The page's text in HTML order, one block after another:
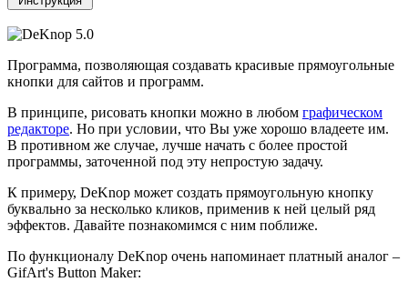
Программа, позволяющая создавать красивые прямоугольные
кнопки для сайтов и программ.
В принципе, рисовать кнопки можно в любом графическом
редакторе. Но при условии, что Вы уже хорошо владеете им.
В противном же случае, лучше начать с более простой
программы, заточенной под эту непростую задачу.
К примеру, DeKnop может создать прямоугольную кнопку
буквально за несколько кликов, применив к ней целый ряд
эффектов. Давайте познакомимся с ним поближе.
По функционалу DeKnop очень напоминает платный аналог –
GifArt's Button Maker: